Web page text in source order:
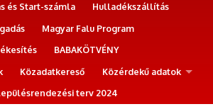
és Start-számla
Hulladékszállítás
Magyar Falu Program
BABAKÖTVÉNY
Közadatkereső
Közérdekű adatok
terv 2024